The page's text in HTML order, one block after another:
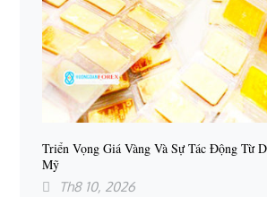
Triển Vọng Giá Vàng Và Sự Tác Động Từ
Mỹ
Th8 10, 2026